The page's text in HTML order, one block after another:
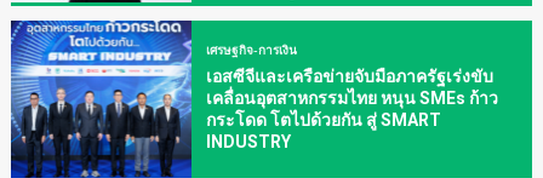
เศรษฐกิจ-การเงิน
เอสซีจีและเครือข่ายจับมือภาครัฐเร่งขับ
เคลื่อนอุตสาหกรรมไทย หนุน SMEs ก้าว
กระโดด โตไปด้วยกัน สู่ SMART
INDUSTRY